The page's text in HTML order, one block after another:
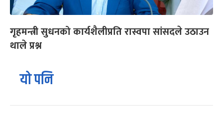
गृहमन्त्री सुधनको कार्यशैलीप्रति रास्वपा सांसदले उठाउन
थाले प्रश्न
यो पनि